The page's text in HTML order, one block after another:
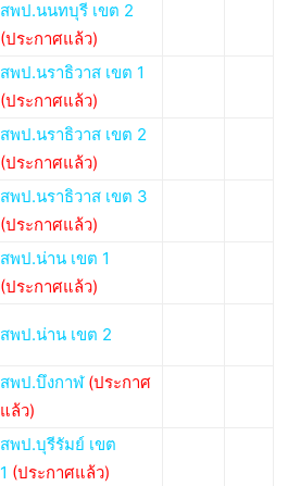
สพป.นนทบุรี เขต 2
(ประกาศแล้ว)
สพป.นราธิวาส เขต 1
(ประกาศแล้ว)
สพป.นราธิวาส เขต 2
(ประกาศแล้ว)
สพป.นราธิวาส เขต 3
(ประกาศแล้ว)
สพป.น่าน เขต 1
(ประกาศแล้ว)
สพป.น่าน เขต 2
สพป.บึงกาฬ (ประกาศ
แล้ว)
สพป.บุรีรัมย์ เขต
1 (ประกาศแล้ว)